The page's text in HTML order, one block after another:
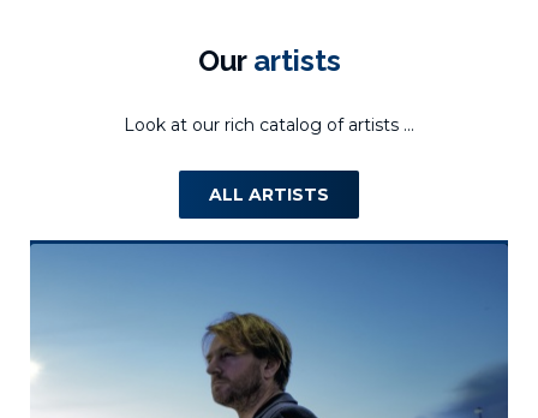
Our artists
Look at our rich catalog of artists ...
ALL ARTISTS